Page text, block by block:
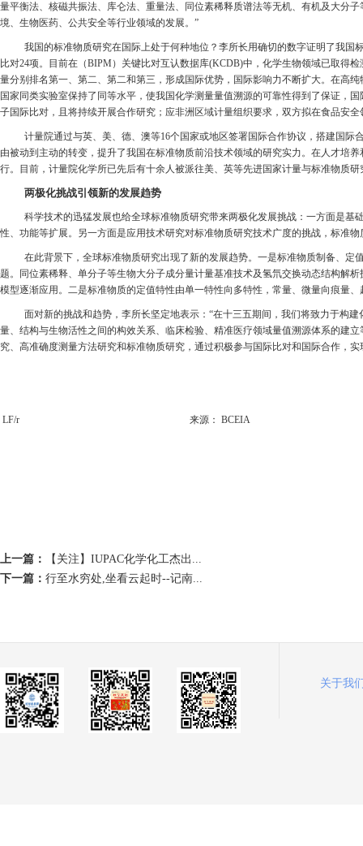
量平衡法、核磁共振法、库仑法、重量法、同位素稀释质谱法等无机、有机及大分
境、生物医药、公共安全等行业领域的发展。”
我国的标准物质研究在国际上处于何种地位？李所长用确切的数字证明了我国
比对24项。目前在（BIPM）关键比对互认数据库(KCDB)中，化学生物领域已取得
量分别排名第一、第二、第二和第三，形成国际优势，国际影响力不断扩大。在高
国家同类实验室保持了同等水平，使我国化学测量量值溯源的可靠性得到了保证，
子国际比对，且将持续开展合作研究；应非洲区域计量组织要求，双方拟在食品安
计量院通过与英、美、德、澳等16个国家或地区签署国际合作协议，搭建国
由被动到主动的转变，提升了我国在标准物质前沿技术领域的研究实力。在人才培
行。目前，计量院化学所已先后有十余人被派往美、英等先进国家计量与标准物质
两极化挑战引领新的发展趋势
科学技术的迅猛发展也给全球标准物质研究带来两极化发展挑战：一方面是
性、功能等扩展。另一方面是应用技术研究对标准物质研究技术广度的挑战，标准
在此背景下，全球标准物质研究出现了新的发展趋势。一是标准物质制备、
题。同位素稀释、单分子等生物大分子成分量计量基准技术及氢氘交换动态结构解
模型逐渐应用。二是标准物质的定值特性由单一特性向多特性，常量、微量向痕量
面对新的挑战和趋势，李所长坚定地表示：“在十三五期间，我们将致力于构
量、结构与生物活性之间的构效关系、临床检验、精准医疗领域量值溯源体系的建
究、高准确度测量方法研究和标准物质研究，通过积极参与国际比对和国际合作，
LF/r 来源： BCEIA
上一篇：
【关注】IUPAC化学化工杰出...
下一篇： 行至水穷处,坐看云起时--记南...
关于我